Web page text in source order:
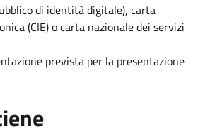
di identità digitale), carta
(CIE) o carta nazionale dei servizi
prevista per la presentazione